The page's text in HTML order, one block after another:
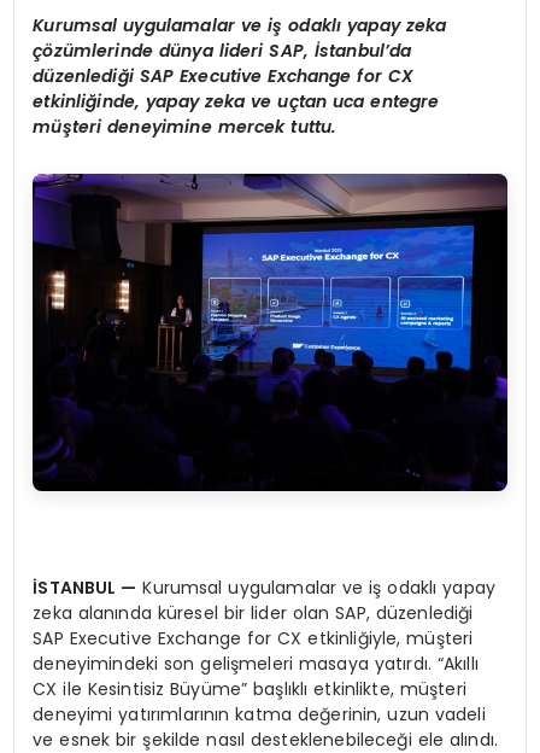
Kurumsal uygulamalar ve iş odaklı yapay zeka
çözümlerinde dünya lideri SAP, İstanbul’da
düzenlediği SAP Executive Exchange for CX
etkinliğinde, yapay zeka ve uçtan uca entegre
müşteri deneyimine mercek tuttu.
İSTANBUL — Kurumsal uygulamalar ve iş odaklı yapay
zeka alanında küresel bir lider olan SAP, düzenlediği
SAP Executive Exchange for CX etkinliğiyle, müşteri
deneyimindeki son gelişmeleri masaya yatırdı. “Akıllı
CX ile Kesintisiz Büyüme” başlıklı etkinlikte, müşteri
deneyimi yatırımlarının katma değerinin, uzun vadeli
ve esnek bir şekilde nasıl desteklenebileceği ele alındı.